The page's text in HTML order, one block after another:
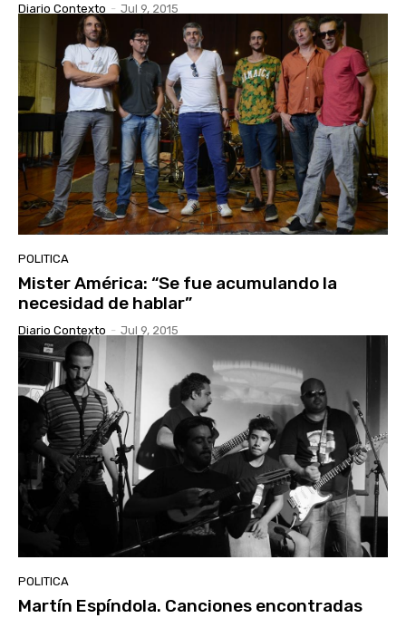
Diario Contexto - Jul 9, 2015
POLITICA
Mister América: “Se fue acumulando la
necesidad de hablar”
Diario Contexto - Jul 9, 2015
POLITICA
Martín Espíndola. Canciones encontradas